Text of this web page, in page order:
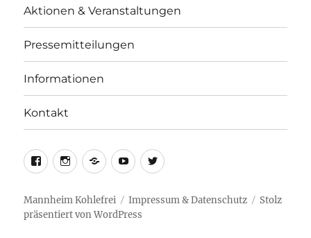
Aktionen & Veranstaltungen
Pressemitteilungen
Informationen
Kontakt
facebookinstagram
telegram
youtubetwitter
Mannheim Kohlefrei Impressum & Datenschutz
Stolz
präsentiert von WordPress